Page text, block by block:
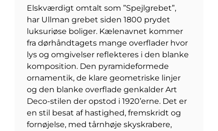
Elskværdigt omtalt som ”Spejlgrebet”,
har Ullman grebet siden 1800 prydet
luksuriøse boliger. Kælenavnet kommer
fra dørhåndtagets mange overflader hvor
lys og omgivelser reflekteres i den blanke
komposition. Den pyramideformede
ornamentik, de klare geometriske linjer
og den blanke overflade genkalder Art
Deco-stilen der opstod i 1920’erne. Det er
en stil besat af hastighed, fremskridt og
fornøjelse, med tårnhøje skyskrabere,